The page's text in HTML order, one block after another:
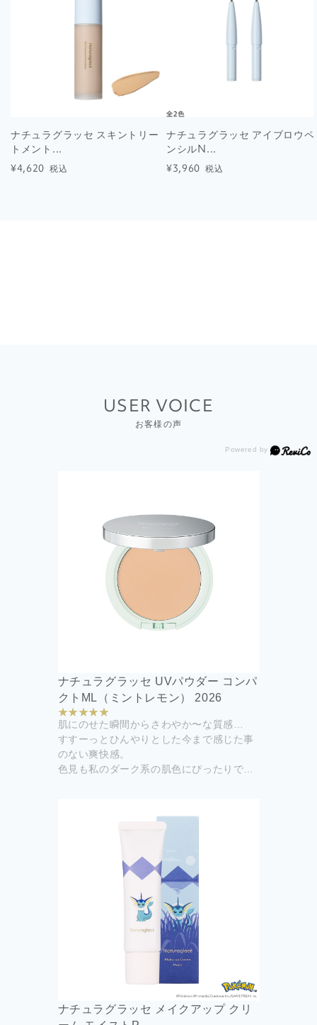
ナチュラグラッセ スキントリー
トメント...
¥4,620 税込
ナチュラグラッセ アイブロウペ
ンシルN...
¥3,960 税込
USER VOICE
お客様の声
ナチュラグラッセ UVパウダー コンパ
クトML（ミントレモン） 2026
肌にのせた瞬間からさわやか〜な質感…
すすーっとひんやりとした今まで感じた事
のない爽快感。
色見も私のダーク系の肌色にぴったりでし
とり、パフを交差させながらお肌に薄く均
購入して良かったです！
限定販売なので終了する前にもう一つ二つ
ナチュラグラッセ メイクアップ クリ